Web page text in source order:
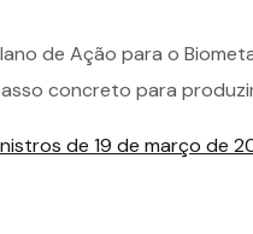
de Ação para o
concreto para
de 19 de março de